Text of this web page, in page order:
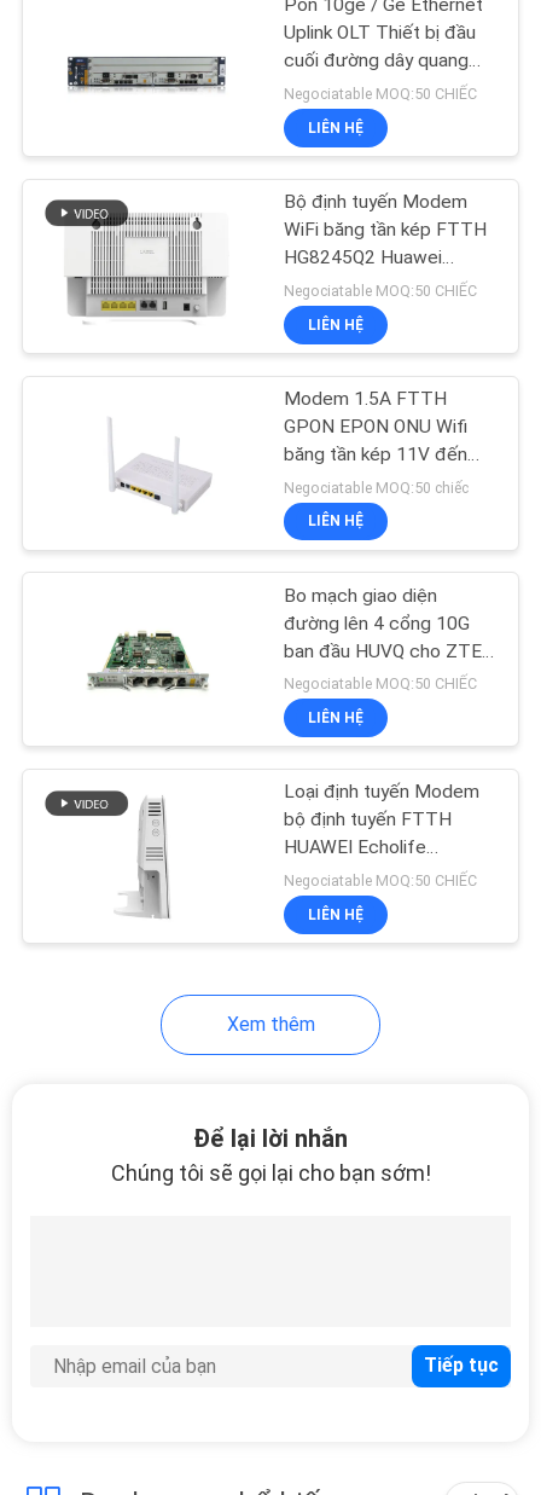
SƠ
ĐỒ
TRANG
WEB
PRIVACY
ZTE GPON ONU
78
NOKIA GPON ONU
hộp đầu cuối sợi
quang
Bộ chia sợi quang
quang
Pon 10ge / Ge Ethernet
Uplink OLT Thiết bị đầu
cuối đường dây quang
HUTQ Zte Zxd10 C300
Bo mạch HUVQ
Negociatable MOQ:50 CHIẾC
LIÊN HỆ
Bộ định tuyến Modem
WiFi băng tần kép FTTH
HG8245Q2 Huawei
GPON ONU ONT
Negociatable MOQ:50 CHIẾC
LIÊN HỆ
Modem 1.5A FTTH
GPON EPON ONU Wifi
băng tần kép 11V đến
14VDC GPON ONT
Negociatable MOQ:50 chiếc
LIÊN HỆ
Bo mạch giao diện
đường lên 4 cổng 10G
ban đầu HUVQ cho ZTE
C300 C320 OLT
Negociatable MOQ:50 CHIẾC
LIÊN HỆ
Loại định tuyến Modem
bộ định tuyến FTTH
HUAWEI Echolife
HG8245Q2 gốc
Negociatable MOQ:50 CHIẾC
LIÊN HỆ
Xem thêm
Để lại lời nhắn
Chúng tôi sẽ gọi lại cho bạn sớm!